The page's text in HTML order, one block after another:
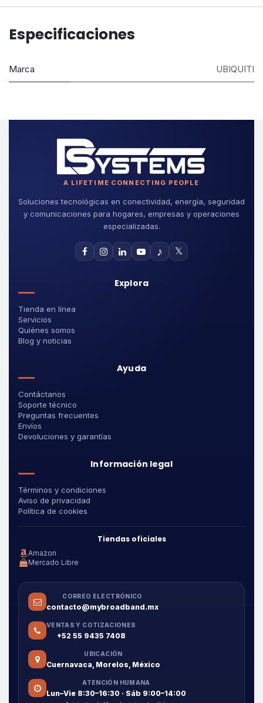
Especificaciones
Marca UBIQUITI
A LIFETIME CONNECTING PEOPLE
Soluciones tecnológicas en conectividad, energía, seguridad
y comunicaciones para hogares, empresas y operaciones
especializadas.
♪ 𝕏
Explora
Tienda en línea
Servicios
Quiénes somos
Blog y noticias
Ayuda
Contáctanos
Soporte técnico
Preguntas frecuentes
Envíos
Devoluciones y garantías
Información legal
Términos y condiciones
Aviso de privacidad
Política de cookies
Tiendas oficiales
Amazon
Mercado Libre
CORREO ELECTRÓNICO
contacto@mybroadband.mx
VENTAS Y COTIZACIONES
+52 55 9435 7408
UBICACIÓN
Cuernavaca, Morelos, México
ATENCIÓN HUMANA
Lun–Vie 8:30–16:30 · Sáb 9:00–14:00